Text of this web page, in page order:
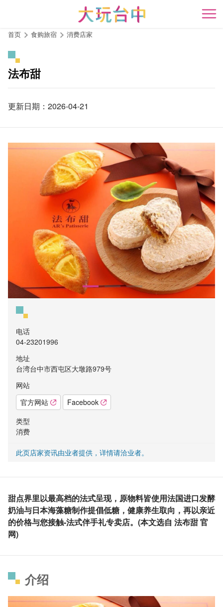
开
首页 食购旅宿 消费店家
法布甜
更新日期：2026-04-21
电话
04-23201996
地址
台湾台中市西屯区大墩路979号
网站
官方网站
Facebook
类型
消费
此页店家资讯由业者提供，详情请洽业者。
甜点界里以最高档的法式呈现，原物料皆使用法国进口发酵
奶油与日本海藻糖制作提倡低糖，健康养生取向，再以亲近
的价格与您接触-法式伴手礼专卖店。(本文选自 法布甜 官
网)
介绍